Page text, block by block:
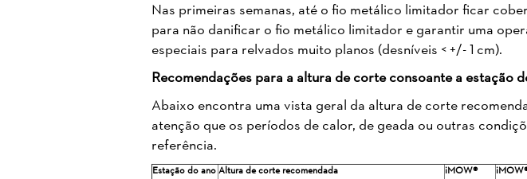
Nas primeiras semanas, até o fio metálico limitador ficar
para não danificar o fio metálico limitador e garantir uma
especiais para relvados muito planos (desníveis < +/- 1 cm).
Recomendações para a altura de corte consoante a estação
Abaixo encontra uma vista geral da altura de corte
atenção que os períodos de calor, de geada ou outras
referência.
Estação do anoAltura de corte recomendada iMOW®